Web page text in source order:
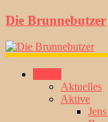
Die Brunnebutzer
Aktuelles
Aktive